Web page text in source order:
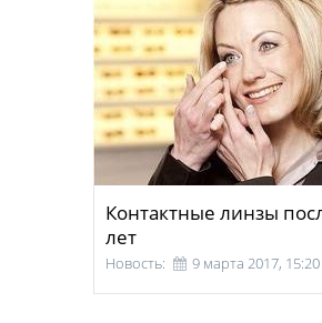
Контактные линзы
лет
Новость: 9 марта 2017, 15:20